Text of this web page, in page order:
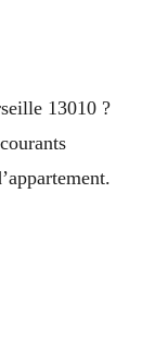
13010 ?